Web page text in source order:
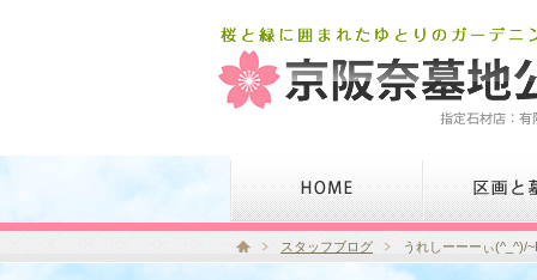
スタッフブログ うれしーーーぃ(^_^)/